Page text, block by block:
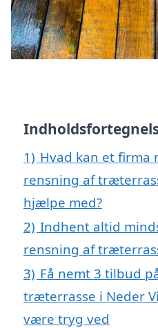
1) Hvad kan et firma
rensning af
hjælpe med?
2) Indhent altid
rensning af
3) Få nemt 3 tilbud
træterrasse i Neder
være tryg ved